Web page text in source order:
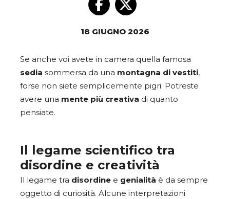
18 GIUGNO 2026
Se anche voi avete in camera quella famosa
sedia sommersa da una montagna di vestiti,
forse non siete semplicemente pigri. Potreste
avere una mente più creativa di quanto
pensiate.
Il legame scientifico tra
disordine e creatività
Il legame tra disordine e genialità è da sempre
oggetto di curiosità. Alcune interpretazioni